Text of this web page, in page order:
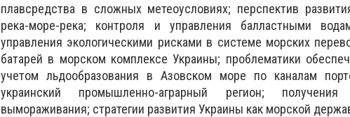
плавсредства в сложных метеоусловиях; перспектив
река-море-река; контроля и управления балластными
управления экологическими рисками в системе морских
батарей в морском комплексе Украины; проблематики
учетом льдообразования в Азовском море по каналам
украинский промышленно-аграрный регион;
вымораживания; стратегии развития Украины как морской